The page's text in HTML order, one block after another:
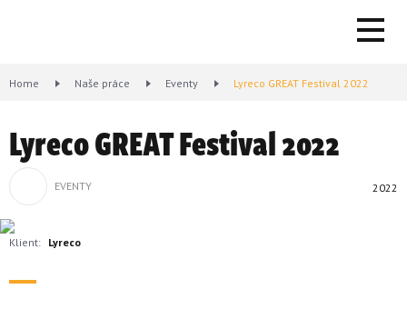
Home Naše práce Eventy Lyreco GREAT Festival 2022
Lyreco GREAT Festival 2022
EVENTY 2022
Klient: Lyreco